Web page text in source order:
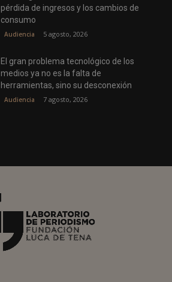
pérdida de ingresos y los cambios de
consumo
Audiencia 5 agosto, 2026
El gran problema tecnológico de los
medios ya no es la falta de
herramientas, sino su desconexión
Audiencia 7 agosto, 2026